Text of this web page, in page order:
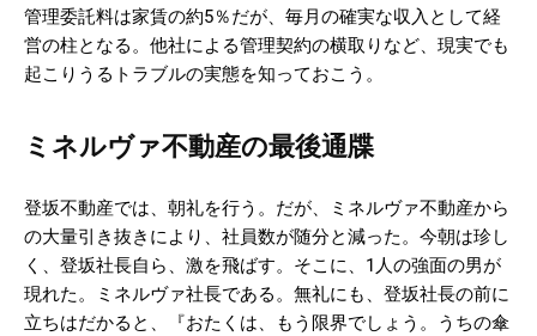
管理委託料は家賃の約5％だが、毎月の確実な収入として経
営の柱となる。他社による管理契約の横取りなど、現実でも
起こりうるトラブルの実態を知っておこう。
ミネルヴァ不動産の最後通牒
登坂不動産では、朝礼を行う。だが、ミネルヴァ不動産から
の大量引き抜きにより、社員数が随分と減った。今朝は珍し
く、登坂社長自ら、激を飛ばす。そこに、1人の強面の男が
現れた。ミネルヴァ社長である。無礼にも、登坂社長の前に
立ちはだかると、『おたくは、もう限界でしょう。うちの傘